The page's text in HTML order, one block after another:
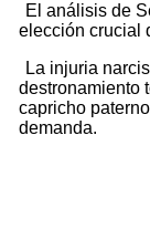
El análisis de
elección crucial
La injuria
destronamiento
capricho
demanda.